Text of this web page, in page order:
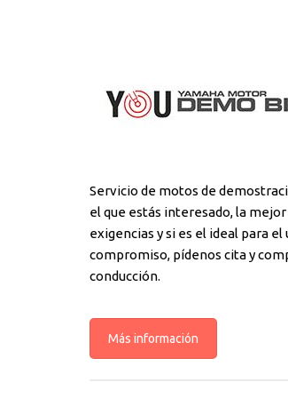
Servicio de motos de
el que estás interesado, la
exigencias y si es el ideal para
compromiso, pídenos cita y
conducción.
Más información